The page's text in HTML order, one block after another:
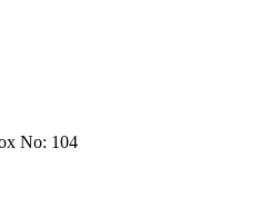
No: 104